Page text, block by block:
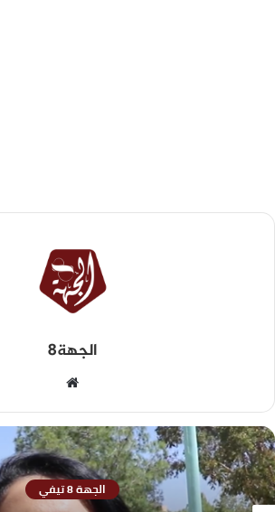
الجهة8
الجهة 8 تيفي